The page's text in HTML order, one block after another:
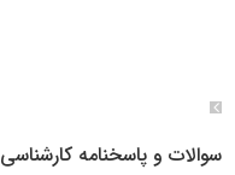
سوالات و پاسخنامه کارشناسی